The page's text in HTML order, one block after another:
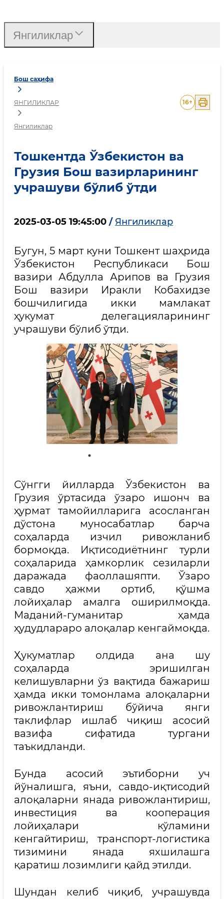
Бош саҳифа
ЯНГИЛИКЛАР
Янгиликлар
16+
Тошкентда Ўзбекистон ва
Грузия Бош вазирларининг
учрашуви бўлиб ўтди
2025-03-05 19:45:00 / Янгиликлар
Бугун, 5 март куни Тошкент шаҳрида
Ўзбекистон Республикаси Бош
вазири Абдулла Арипов ва Грузия
Бош вазири Иракли Кобахидзе
бошчилигида икки мамлакат
ҳукумат делегацияларининг
учрашуви бўлиб ўтди.
Сўнгги йилларда Ўзбекистон ва
Грузия ўртасида ўзаро ишонч ва
ҳурмат тамойилларига асосланган
дўстона муносабатлар барча
соҳаларда изчил ривожланиб
бормоқда. Иқтисодиётнинг турли
соҳаларида ҳамкорлик сезиларли
даражада фаоллашяпти. Ўзаро
савдо ҳажми ортиб, қўшма
лойиҳалар амалга оширилмоқда.
Маданий-гуманитар ҳамда
ҳудудлараро алоқалар кенгаймоқда.
Ҳукуматлар олдида ана шу
соҳаларда эришилган
келишувларни ўз вақтида бажариш
ҳамда икки томонлама алоқаларни
ривожлантириш бўйича янги
таклифлар ишлаб чиқиш асосий
вазифа сифатида тургани
таъкидланди.
Бунда асосий эътиборни уч
йўналишга, яъни, савдо-иқтисодий
алоқаларни янада ривожлантириш,
инвестиция ва кооперация
лойиҳалари кўламини
кенгайтириш, транспорт-логистика
тизимини янада яхшилашга
қаратиш лозимлиги қайд этилди.
Шундан келиб чиқиб, учрашувда
Янгиликлар